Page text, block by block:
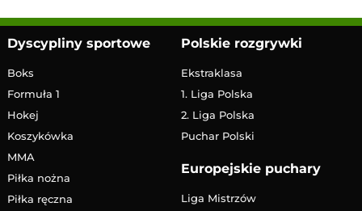
Dyscypliny sportowe
Boks
Formuła 1
Hokej
Koszykówka
MMA
Piłka nożna
Piłka ręczna
Polskie rozgrywki
Ekstraklasa
1. Liga Polska
2. Liga Polska
Puchar Polski
Europejskie puchary
Liga Mistrzów